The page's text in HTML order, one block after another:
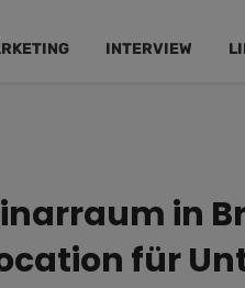
INTERVIEW
in
für